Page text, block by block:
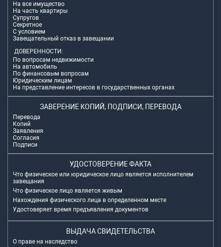
На все имущество
На часть квартиры
Супругов
Секретное
С условием
Завещательный отказ в завещании
ДОВЕРЕННОСТИ:
По вопросам недвижимости
На автомобиль
По финансовым вопросам
Юридическим лицам
На представление интересов в государственных органах
ЗАВЕРЕНИЕ КОПИЙ, ПОДПИСИ, ПЕРЕВОДА
Перевода
Копий
Заявления
Согласия
Подписи
УДОСТОВЕРЕНИЕ ФАКТА
Что физическое или юридическое лицо является исполнителем
завещания
Что физическое лицо является живым
Нахождения физического лица в определенном месте
Удостоверяет время предъявления документов
ВЫДАЧА СВИДЕТЕЛЬСТВА
О праве на наследство